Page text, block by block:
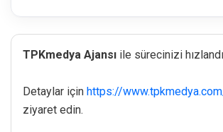
TPKmedya Ajansı ile sürecinizi
Detaylar için https://
ziyaret edin.